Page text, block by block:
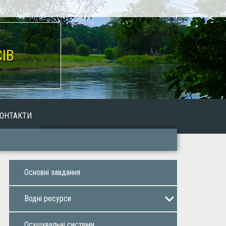
Основнi завдaння
Воднi ресурси